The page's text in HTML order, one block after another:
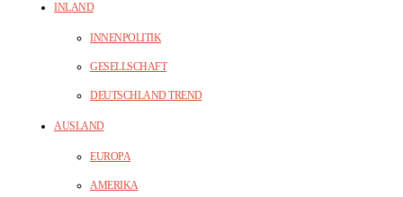
INLAND
INNENPOLITIK
GESELLSCHAFT
DEUTSCHLAND TREND
AUSLAND
EUROPA
AMERIKA